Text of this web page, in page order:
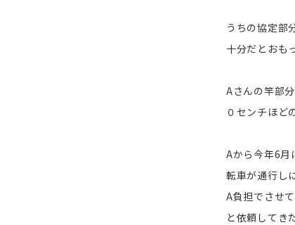
うちの協定部
十分だとおも
Aさんの竿部
０センチほど
Aから今年6月
転車が通行し
A負担でさせ
と依頼してき